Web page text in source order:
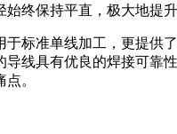
始终保持平直，极大地提
于标准单线加工，更提供
导线具有优良的焊接可靠
。